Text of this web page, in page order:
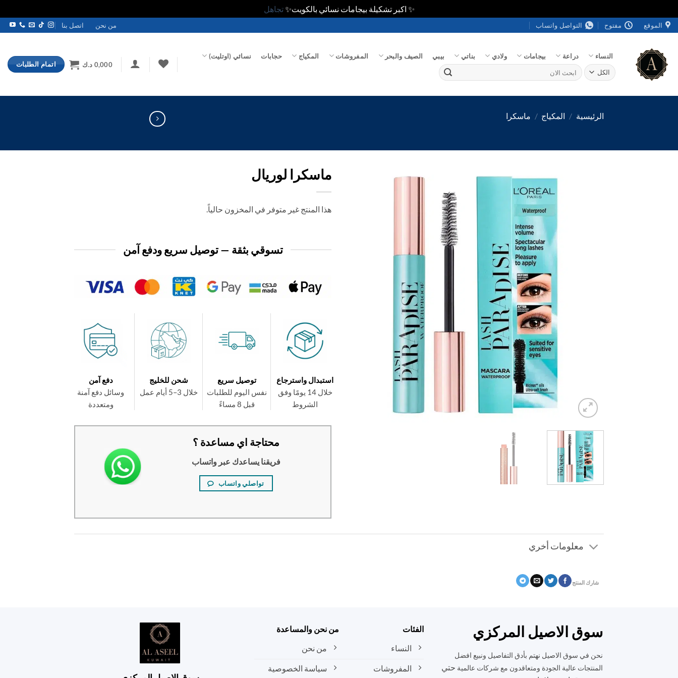
✨ اكبر تشكيلة بيجامات نسائي بالكويت✨تجاهل
تخطي
للمحتوى
الموقع مفتوح التواصل واتساب من نحن اتصل بنا
النساء دراعة بيجامات ولادي بناتي بيبي الصيف والبحر المفروشات المكياج حجابات نسائي (اوتليت)
البحث
عن:
0,000 د.ك اتمام الطلبات
الرئيسية / المكياج / ماسكرا
ماسكرا لوريال
هذا المنتج غير متوفر في المخزون حالياً.
تسوقي بثقة — توصيل سريع ودفع آمن
استبدال واسترجاع
خلال 14 يومًا وفق
الشروط
توصيل سريع
نفس اليوم للطلبات
قبل 8 مساءً
شحن للخليج
خلال 3–5 أيام عمل
دفع آمن
وسائل دفع آمنة
ومتعددة
محتاجة اي مساعدة ؟
فريقنا يساعدك عبر واتساب
تواصلي واتساب
معلومات أخري
شارك المنتج
سوق الاصيل المركزي
نحن في سوق الاصيل نهتم بأدق التفاصيل ونبيع افضل
المنتجات عالية الجودة ومتعاقدون مع شركات عالمية حتي
الفئات
النساء
المفروشات
من نحن والمساعدة
من نحن
سياسة الخصوصية